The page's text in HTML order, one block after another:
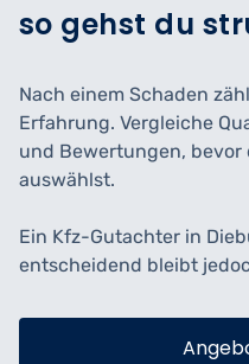
so gehst du
Nach einem Schaden
Erfahrung. Vergleiche
und Bewertungen,
auswählst.
Ein Kfz-Gutachter in
entscheidend bleibt